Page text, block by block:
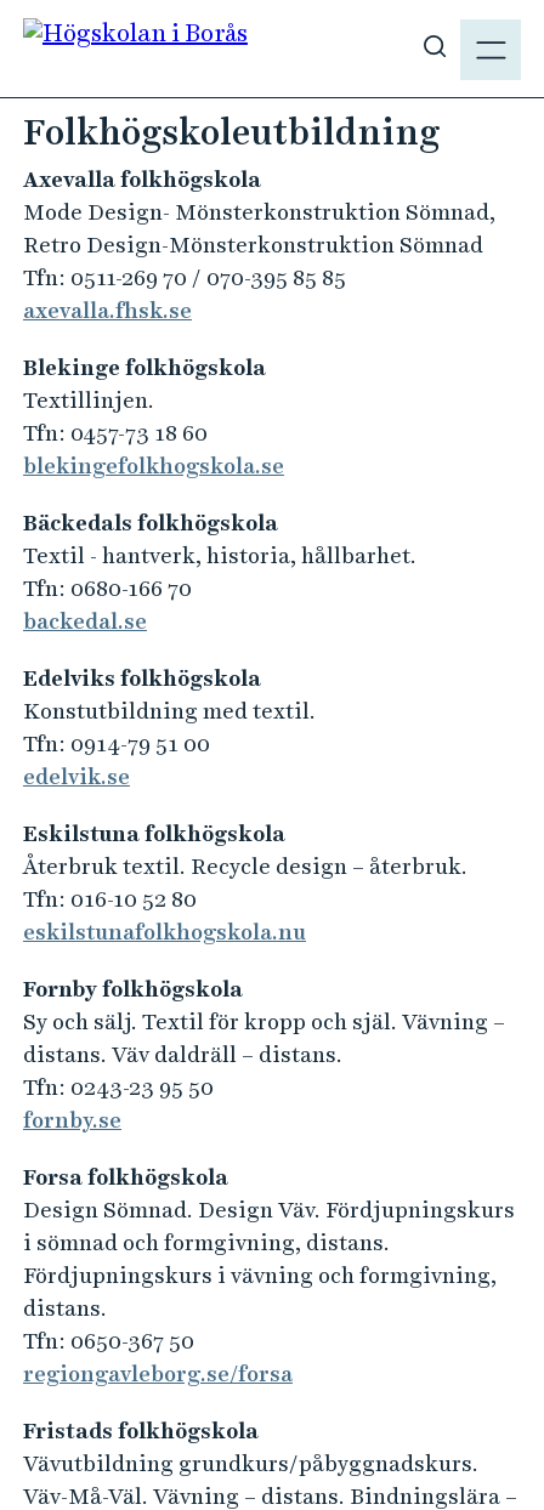
H
d
N
i
s
s
ö
k
Folkhögskoleutbildning
Axevalla folkhögskola
Mode Design- Mönsterkonstruktion Sömnad,
Retro Design-Mönsterkonstruktion Sömnad
Tfn: 0511-269 70 / 070-395 85 85
axevalla.fhsk.se
Blekinge folkhögskola
Textillinjen.
Tfn: 0457-73 18 60
blekingefolkhogskola.se
Bäckedals folkhögskola
Textil - hantverk, historia, hållbarhet.
Tfn: 0680-166 70
backedal.se
Edelviks folkhögskola
Konstutbildning med textil.
Tfn: 0914-79 51 00
edelvik.se
Eskilstuna folkhögskola
Återbruk textil. Recycle design – återbruk.
Tfn: 016-10 52 80
eskilstunafolkhogskola.nu
Fornby folkhögskola
Sy och sälj. Textil för kropp och själ. Vävning –
distans. Väv daldräll – distans.
Tfn: 0243-23 95 50
fornby.se
Forsa folkhögskola
Design Sömnad. Design Väv. Fördjupningskurs
i sömnad och formgivning, distans.
Fördjupningskurs i vävning och formgivning,
distans.
Tfn: 0650-367 50
regiongavleborg.se/forsa
Fristads folkhögskola
Vävutbildning grundkurs/påbyggnadskurs.
Väv-Må-Väl. Vävning – distans. Bindningslära –